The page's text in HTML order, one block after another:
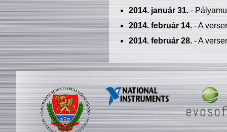
2014. január 31.-
2014. február 14.- A
2014. február 28.- A